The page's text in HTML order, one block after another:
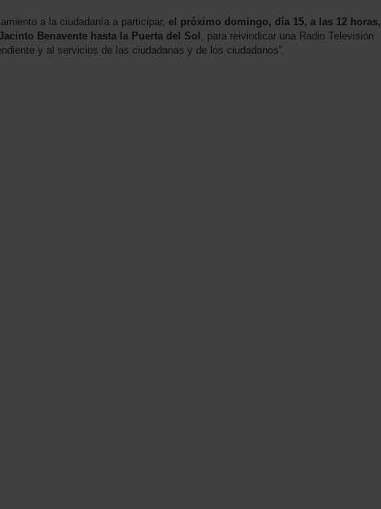
a la ciudadanía a participar, el próximo domingo, día 15, a las 12 horas,
Benavente hasta la Puerta del Sol , para reivindicar una Radio Televisión
y al servicios de las ciudadanas y de los ciudadanos”.